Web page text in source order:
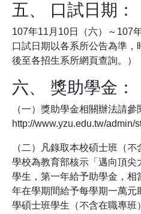
五、 口試日期：
107年11月10日（六）～107
口試日期以各系所公告為準，
後至各招生系所網頁查詢。）
六、 獎助學金：
（一）獎助學金相關辦法請參
http://www.yzu.edu.tw/admin/
（二）凡錄取本校碩士班（
學校為教育部核示「邁向頂尖
學生，第一年給予助學金，相
年在學期間給予每學期一萬元
學碩士班學生（不含在職專班